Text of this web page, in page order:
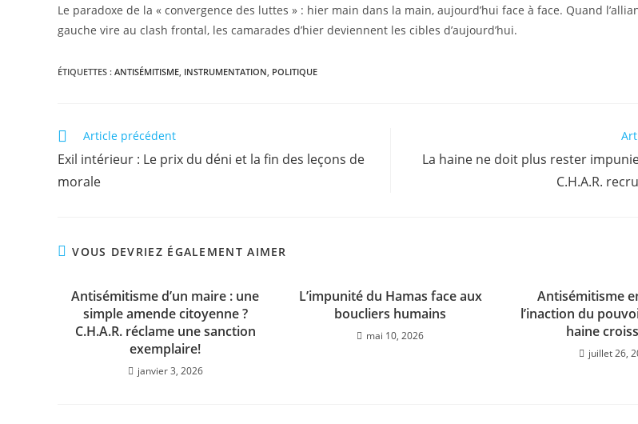
Le paradoxe de la « convergence des luttes » : hier main dans la main, aujourd’hui face à face. Quand
gauche vire au clash frontal, les camarades d’hier deviennent les cibles d’aujourd’hui.
ÉTIQUETTES : ANTISÉMITISME, INSTRUMENTATION, POLITIQUE
Article précédent
​Exil intérieur : Le prix du déni et la fin des leçons de
morale
La haine ne doit plus rester
C.H.A.R.
VOUS DEVRIEZ ÉGALEMENT AIMER
Antisémitisme d’un maire : une
simple amende citoyenne ?
C.H.A.R. réclame une sanction
exemplaire!
janvier 3, 2026
L’impunité du Hamas face aux
boucliers humains
mai 10, 2026
Antisémitisme
l’inaction du
haine
juillet 26,